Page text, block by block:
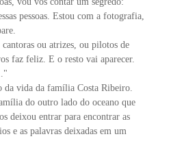
pessoas. Estou com a fotografia,
ou atrizes, ou pilotos de
faz feliz. E o resto vai aparecer.
da vida da família Costa Ribeiro.
do outro lado do oceano que
deixou entrar para encontrar as
e as palavras deixadas em um